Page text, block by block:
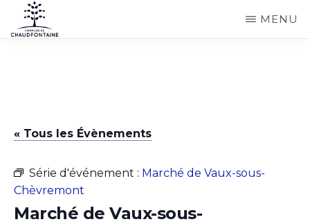
Passer
au
commune
Chaudfontaine
MENU
« Tous les Évènements
Série d'événement : Marché de Vaux-sous-
Chèvremont
Marché de Vaux-sous-